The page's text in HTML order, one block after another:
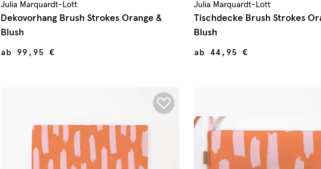
Julia Marquardt-Lott
Dekovorhang Brush Strokes Orange &
Blush
ab 99,95 €
Julia Marquardt-Lott
Tischdecke Brush Strokes
Blush
ab 44,95 €